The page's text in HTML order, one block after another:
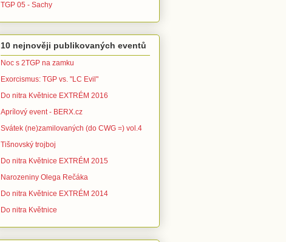
TGP 05 - Sachy
10 nejnověji publikovaných eventů
Noc s 2TGP na zamku
Exorcismus: TGP vs. "LC Evil"
Do nitra Květnice EXTRÉM 2016
Aprílový event - BERX.cz
Svátek (ne)zamilovaných (do CWG =) vol.4
Tišnovský trojboj
Do nitra Květnice EXTRÉM 2015
Narozeniny Olega Rečáka
Do nitra Květnice EXTRÉM 2014
Do nitra Květnice